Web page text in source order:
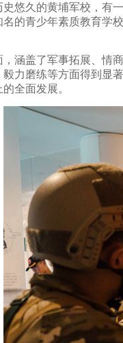
悠久的黄埔军校，
的青少年素质教育学
涵盖了军事拓展、情
力磨练等方面得到显
全面发展。